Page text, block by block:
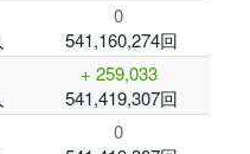
0
541,160,274回
+ 259,033
541,419,307回
0